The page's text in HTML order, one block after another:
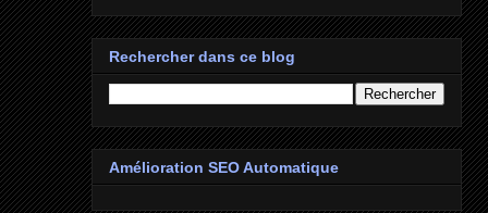
Rechercher dans ce blog
Amélioration SEO Automatique